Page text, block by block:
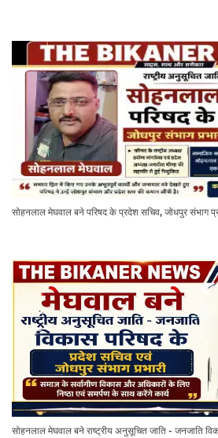
सोहनलाल मेघवाल बने परिषद के प्रदेश सचिव, जोधपुर संभाग
सोहनलाल मेघवाल बने राष्ट्रीय अनुसूचित जाति - जनजाति